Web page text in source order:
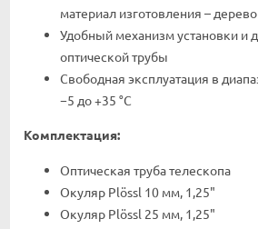
материал изготовления – дерево
Удобный механизм установки и
оптической трубы
Свободная эксплуатация в
−5 до +35 °C
Комплектация:
Оптическая труба телескопа
Окуляр Plössl 10 мм, 1,25"
Окуляр Plössl 25 мм, 1,25"